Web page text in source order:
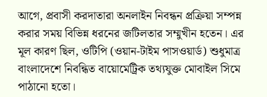
আগে, প্রবাসী করদাতারা অনলাইন নিবন্ধন প্রক্রিয়া সম্পন্ন
করার সময় বিভিন্ন ধরনের জটিলতার সম্মুখীন হতেন। এর
মূল কারণ ছিল, ওটিপি (ওয়ান-টাইম পাসওয়ার্ড) শুধুমাত্র
বাংলাদেশে নিবন্ধিত বায়োমেট্রিক তথ্যযুক্ত মোবাইল সিমে
পাঠানো হতো।